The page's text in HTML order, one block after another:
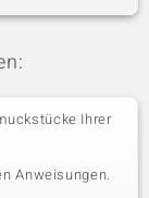
Ihrer
Anweisungen.